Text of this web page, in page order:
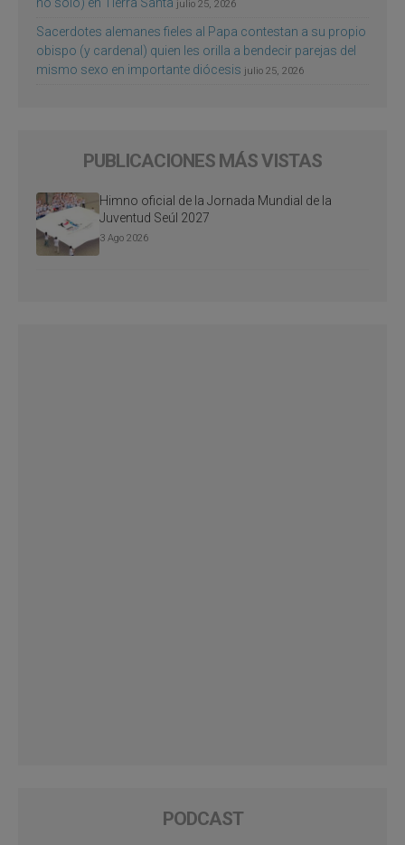
julio 25, 2026
Sacerdotes alemanes fieles al Papa contestan a su propio
obispo (y cardenal) quien les orilla a bendecir parejas del
mismo sexo en importante diócesis julio 25, 2026
PUBLICACIONES MÁS VISTAS
Himno oficial de la Jornada Mundial de la
Juventud Seúl 2027
3 Ago 2026
PODCAST